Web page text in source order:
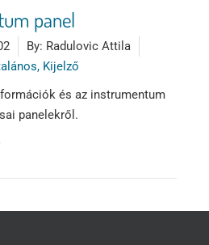
panel
By: Radulovic Attila
Kijelző
és az instrumentum
panelekről.